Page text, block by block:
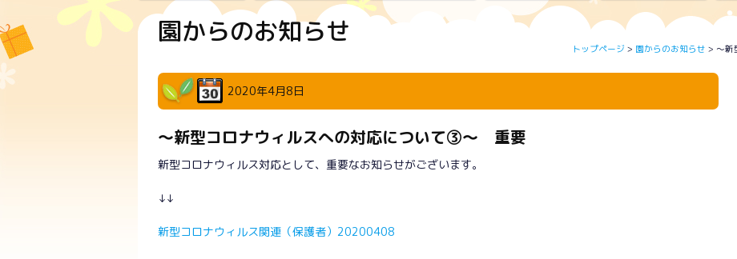
園からのお知らせ
トップページ > 園からのお知らせ > ～
2020年4月8日
～新型コロナウィルスへの対応について③～ 重要
新型コロナウィルス対応として、重要なお知らせがございます。
↓↓
新型コロナウィルス関連（保護者）20200408